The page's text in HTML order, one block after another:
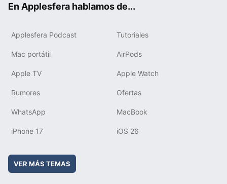
En Applesfera hablamos de...
Applesfera Podcast Tutoriales
Mac portátil AirPods
Apple TV Apple Watch
Rumores Ofertas
WhatsApp MacBook
iPhone 17 iOS 26
VER MÁS TEMAS